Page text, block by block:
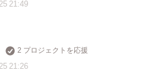
21:49
2 プロジェクトを応援
21:26